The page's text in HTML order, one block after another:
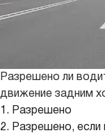
Разрешено ли
движение задним
1. Разрешено
2. Разрешено, если